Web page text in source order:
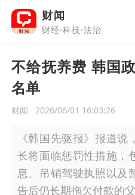
财闻
财经·科技·法治
不给抚养费 韩国
名单
财闻 2026/06/01 16:03:26
《韩国先驱报》报道
长将面临惩罚性措施，
息、吊销驾驶执照以及
告后仍长期拖欠付款的